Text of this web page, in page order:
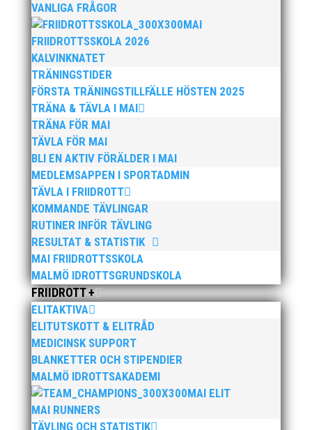
VANLIGA FRÅGOR
MAI
FRIIDROTTSSKOLA 2026
KALVINKNATET
TRÄNINGSTIDER
FÖRSTA TRÄNINGSTILLFÄLLE HÖSTEN 2025
TRÄNA & TÄVLA I MAI
TRÄNA FÖR MAI
TÄVLA FÖR MAI
BLI EN AKTIV FÖRÄLDER I MAI
MEDLEMSAPPEN I SPORTADMIN
TÄVLA I FRIIDROTT
KOMMANDE TÄVLINGAR
RUTINER INFÖR TÄVLING
RESULTAT & STATISTIK
MAI FRIIDROTTSSKOLA
MALMÖ IDROTTSGRUNDSKOLA
FRIIDROTT +
ELITAKTIVA
ELITUTSKOTT & ELITRÅD
MEDICINSK SUPPORT
BLANKETTER OCH STIPENDIER
MALMÖ IDROTTSAKADEMI
MAI ELIT
MAI RUNNERS
TÄVLING OCH STATISTIK
Publicerat tidigare
Nu kan du se när första och sista träningstillfälle för
Hösten 2024. Klicka här!
Malmöloppet gick av stapeln i lördags i ett riktigt
ruskväder. Fast det bromsade inte vår löpargrupp
som verkligen visade framfötterna.